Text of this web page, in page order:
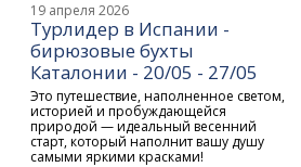
19 апреля 2026
Турлидер в Испании -
бирюзовые бухты
Каталонии - 20/05 - 27/05
Это путешествие, наполненное светом,
историей и пробуждающейся
природой — идеальный весенний
старт, который наполнит вашу душу
самыми яркими красками!